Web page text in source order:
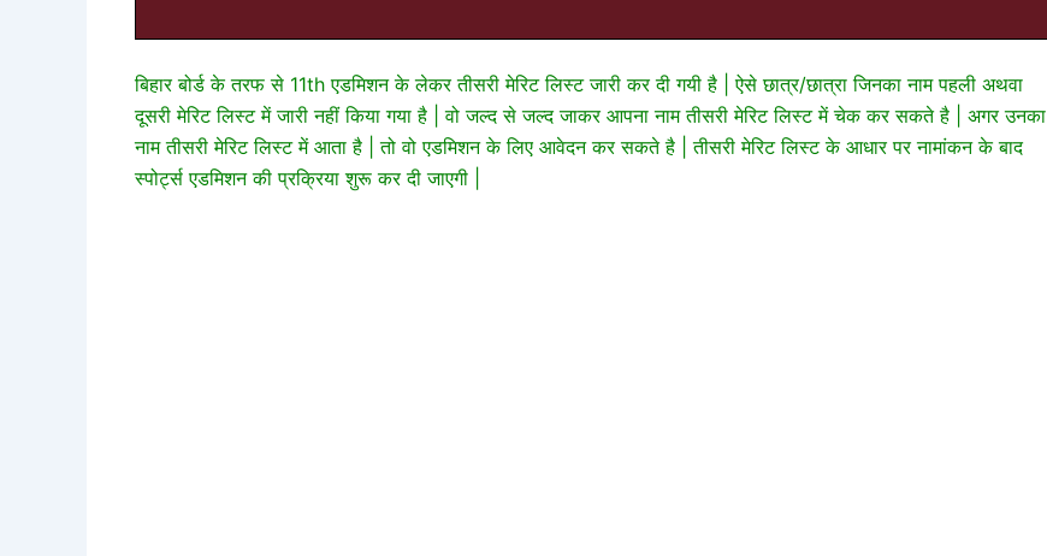
बिहार बोर्ड के तरफ से 11th एडमिशन के लेकर तीसरी मेरिट लिस्ट जारी कर दी गयी है | ऐसे छात्र/छात्रा जिनका नाम पहली अथवा
दूसरी मेरिट लिस्ट में जारी नहीं किया गया है | वो जल्द से जल्द जाकर आपना नाम तीसरी मेरिट लिस्ट में चेक कर सकते है | अगर उनका
नाम तीसरी मेरिट लिस्ट में आता है | तो वो एडमिशन के लिए आवेदन कर सकते है | तीसरी मेरिट लिस्ट के आधार पर नामांकन के बाद
स्पोर्ट्स एडमिशन की प्रक्रिया शुरू कर दी जाएगी |